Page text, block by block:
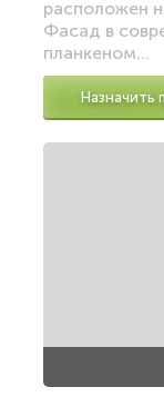
расположен
Фасад в
планкеном...
Назначить